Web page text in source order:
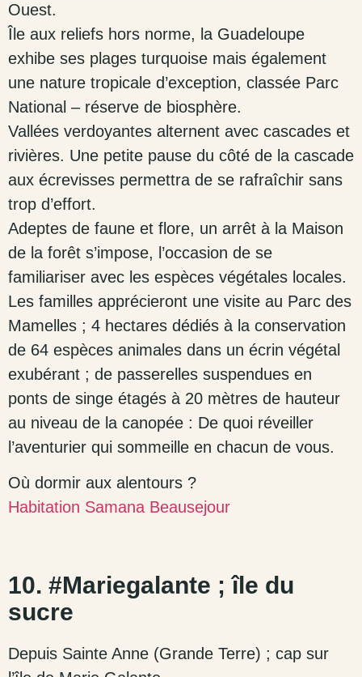
Ouest.
Île aux reliefs hors norme, la Guadeloupe
exhibe ses plages turquoise mais également
une nature tropicale d’exception, classée Parc
National – réserve de biosphère.
Vallées verdoyantes alternent avec cascades et
rivières. Une petite pause du côté de la cascade
aux écrevisses permettra de se rafraîchir sans
trop d’effort.
Adeptes de faune et flore, un arrêt à la Maison
de la forêt s’impose, l’occasion de se
familiariser avec les espèces végétales locales.
Les familles apprécieront une visite au Parc des
Mamelles ; 4 hectares dédiés à la conservation
de 64 espèces animales dans un écrin végétal
exubérant ; de passerelles suspendues en
ponts de singe étagés à 20 mètres de hauteur
au niveau de la canopée : De quoi réveiller
l’aventurier qui sommeille en chacun de vous.
Où dormir aux alentours ?
Habitation Samana Beausejour
10. #Mariegalante ; île du
sucre
Depuis Sainte Anne (Grande Terre) ; cap sur